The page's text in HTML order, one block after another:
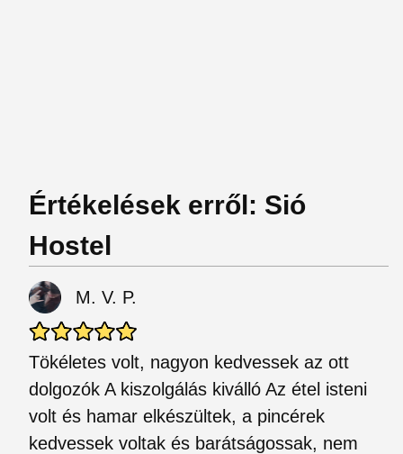
Értékelések erről: Sió
Hostel
M. V. P.
Tökéletes volt, nagyon kedvessek az ott
dolgozók A kiszolgálás kiválló Az étel isteni
volt és hamar elkészültek, a pincérek
kedvessek voltak és barátságossak, nem